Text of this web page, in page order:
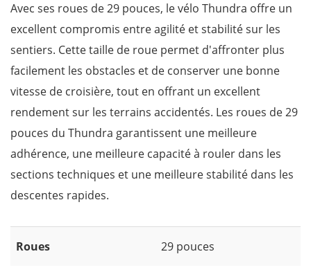
Avec ses roues de 29 pouces, le vélo Thundra offre un
excellent compromis entre agilité et stabilité sur les
sentiers. Cette taille de roue permet d'affronter plus
facilement les obstacles et de conserver une bonne
vitesse de croisière, tout en offrant un excellent
rendement sur les terrains accidentés. Les roues de 29
pouces du Thundra garantissent une meilleure
adhérence, une meilleure capacité à rouler dans les
sections techniques et une meilleure stabilité dans les
descentes rapides.
Roues 29 pouces